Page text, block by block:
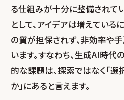
る仕組みが十分に整備されて
として、アイデアは増えている
の質が担保されず、非効率や
います。すなわち、生成AI時
的な課題は、探索ではなく「
か」にあると言えます。